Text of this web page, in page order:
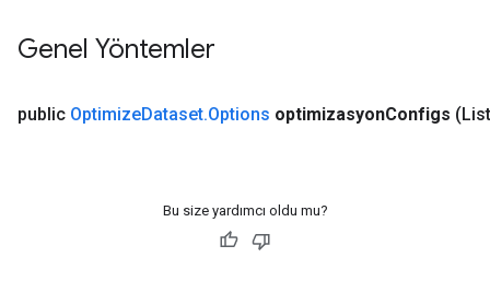
Genel Yöntemler
public OptimizeDataset.Options optimizasyonConfigs
Bu size yardımcı oldu mu?